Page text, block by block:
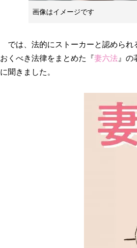
画像はイメージです
では、法的にストーカーと認めら
おくべき法律をまとめた『妻六法 』の
に聞きました。